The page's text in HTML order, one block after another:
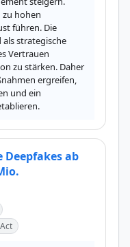
hohen
führen. Die
strategische
Vertrauen
zu stärken. Daher
ergreifen,
und ein
ab